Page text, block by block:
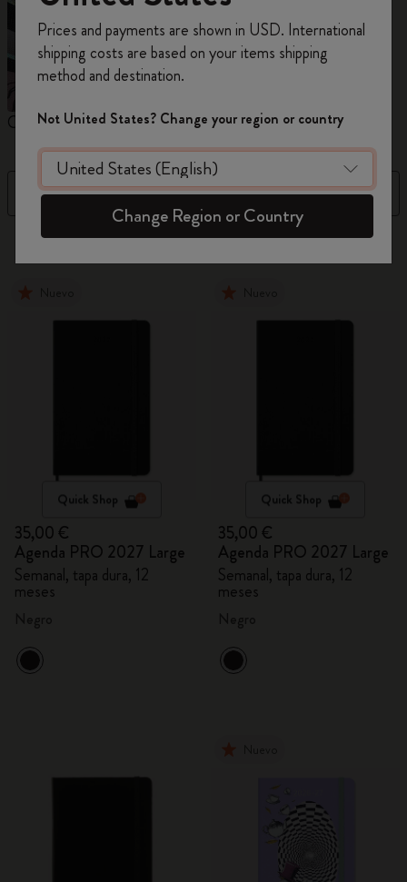
Cuadernos Agendas
Filtro Precio descendente
884 Productos
Quick Shop
35,00 €
Agenda PRO 2027 Large
Semanal, tapa dura, 12
meses
Quick Shop
35,00 €
Agenda PRO 2027 Large
Semanal, tapa dura, 12
meses
Regístrate ahora y obtén un 10% de descuento
y envío gratuito en tu primer pedidoutilizando
el códigoWELCOME10.
Crea una cuenta de Moleskine para acceder a
ofertas exclusivas, beneficios para miembros y
más inspiración.
Crear cuenta!
Prices and payments are shown in USD. International
shipping costs are based on your items shipping
method and destination.
Not United States? Change your region or country
Change Region or Country